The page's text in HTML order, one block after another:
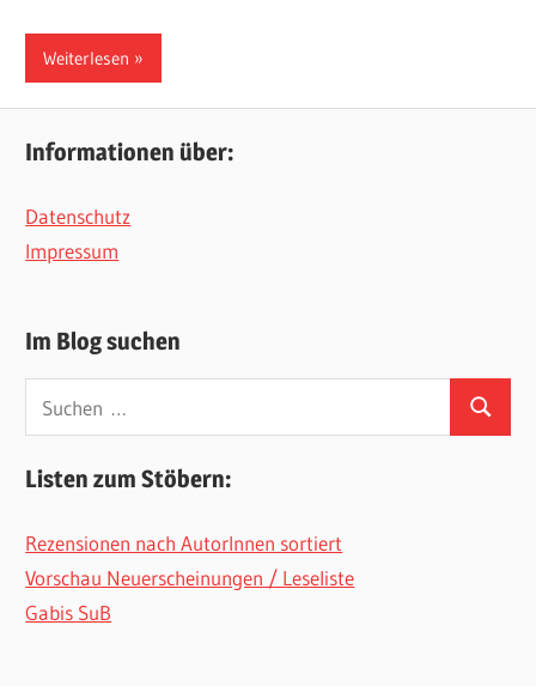
Weiterlesen
Informationen über:
Datenschutz
Impressum
Im Blog suchen
nach:
Suchen
Listen zum Stöbern:
Rezensionen nach AutorInnen sortiert
Vorschau Neuerscheinungen / Leseliste
Gabis SuB